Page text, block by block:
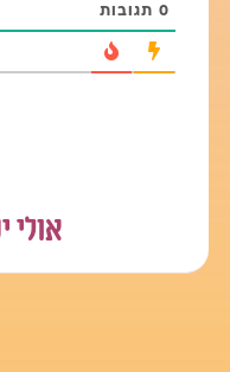
מצד בנות או מצד קבוצה
הייתי מציעה לה קודם
ולך- הייתי מציעה לך
0תגובות
אולי